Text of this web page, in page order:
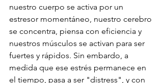
nuestro cuerpo se activa por un
estresor momentáneo, nuestro cerebro
se concentra, piensa con eficiencia y
nuestros músculos se activan para ser
fuertes y rápidos. Sin embardo, a
medida que ese estrés permanece en
el tiempo, pasa a ser "distress", y con